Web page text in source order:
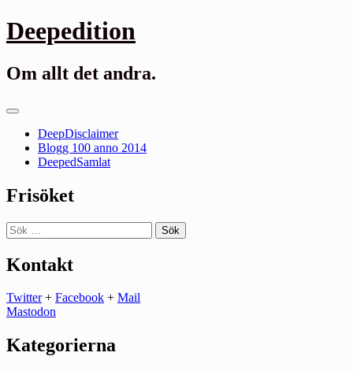
Gå
till
Deepedition
Om allt det andra.
Primär
DeepDisclaimer
Blogg 100 anno 2014
DeepedSamlat
Frisöket
Sök
efter:
Kontakt
Twitter+ Facebook + Mail
Mastodon
Kategorierna